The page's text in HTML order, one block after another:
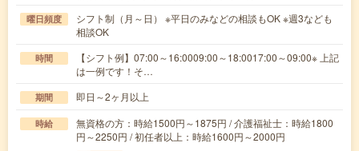
曜日頻度
シフト制（月～日） ※平日のみなどの相談もOK ※週3なども
相談OK
時間
【シフト例】07:00～16:0009:00～18:0017:00～09:00※ 上記
は一例です！そ…
期間 即日～2ヶ月以上
時給
無資格の方：時給1500円～1875円 / 介護福祉士：時給1800
円～2250円 / 初任者以上：時給1600円～2000円